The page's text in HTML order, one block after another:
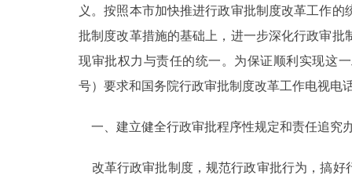
北京概况
绿色北京
义。按照本市加快推进行政审批制度改革工作
批制度改革措施的基础上，进一步深化行政审
现审批权力与责任的统一。为保证顺利实现这
号）要求和国务院行政审批制度改革工作电视电
一、建立健全行政审批程序性规定和责任追究
改革行政审批制度，规范行政审批行为，搞好